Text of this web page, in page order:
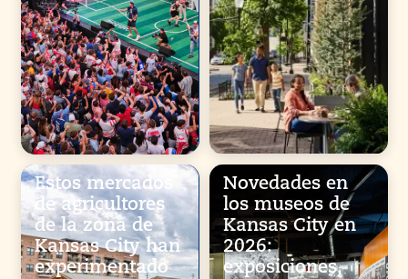
Estos mercados
de agricultores
de la zona de
Kansas City han
experimentado
Novedades en
los museos de
Kansas City en
2026:
exposiciones,